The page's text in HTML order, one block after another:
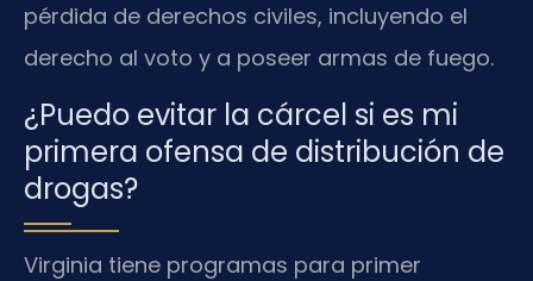
pérdida de derechos civiles, incluyendo el
derecho al voto y a poseer armas de fuego.
¿Puedo evitar la cárcel si es mi
primera ofensa de distribución de
drogas?
Virginia tiene programas para primer